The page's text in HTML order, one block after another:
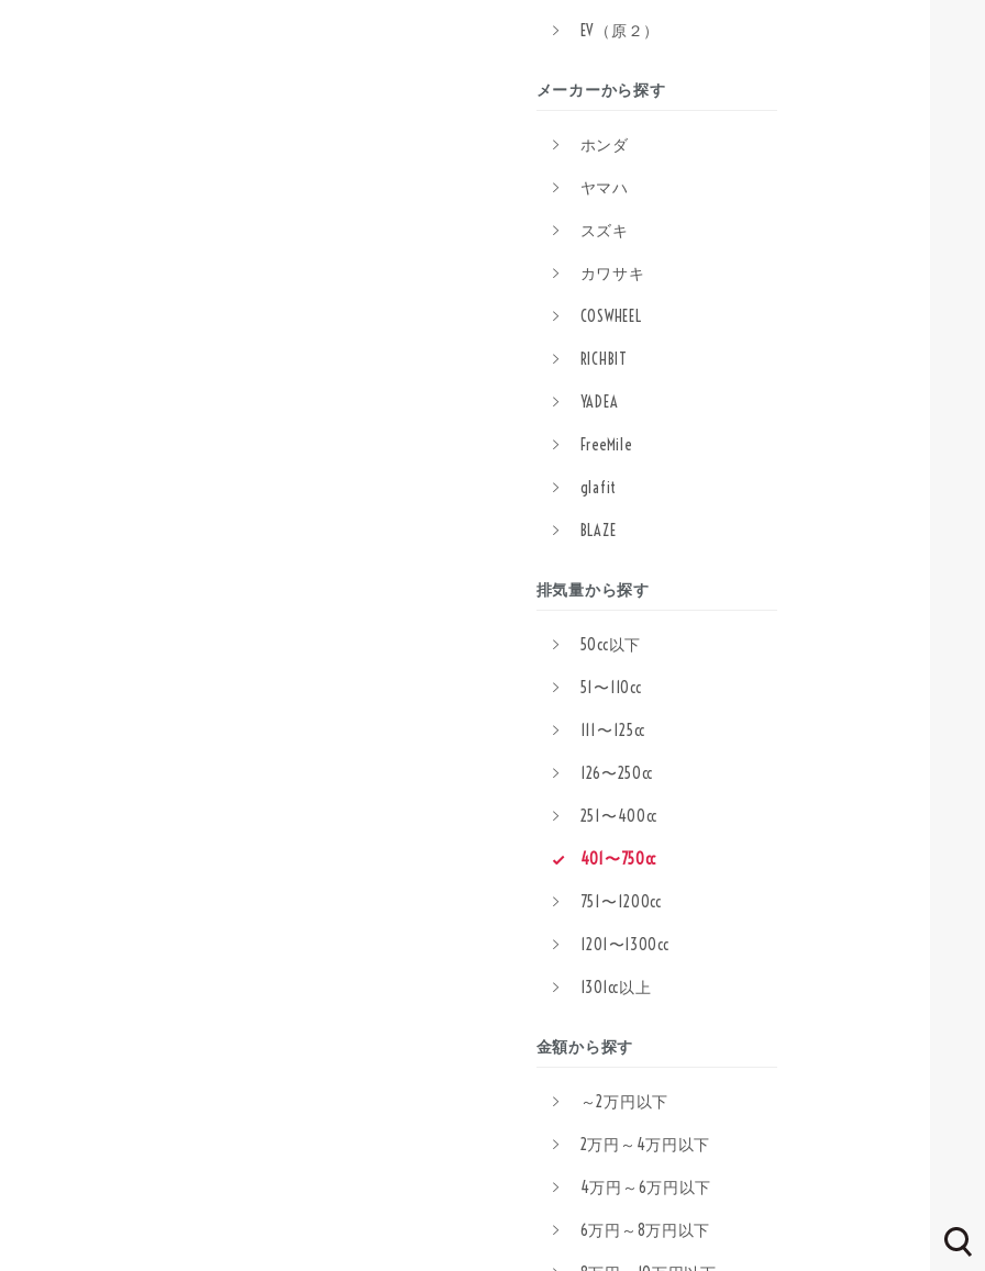
EV（原２）
メーカーから探す
ホンダ
ヤマハ
スズキ
カワサキ
COSWHEEL
RICHBIT
YADEA
FreeMile
glafit
BLAZE
排気量から探す
50cc以下
51〜110cc
111〜125cc
126〜250cc
251〜400cc
401〜750cc
751〜1200cc
1201〜1300cc
1301cc以上
金額から探す
～2万円以下
2万円～4万円以下
4万円～6万円以下
6万円～8万円以下